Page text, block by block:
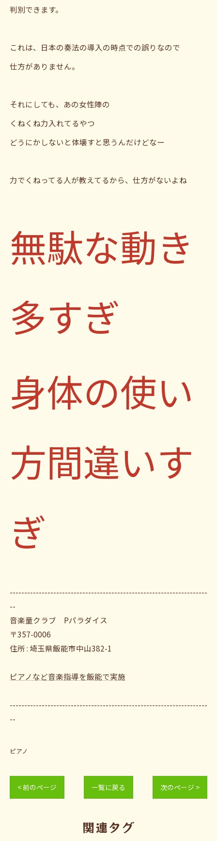
判別できます。
これは、日本の奏法の導入の時点での誤りなので
仕方がありません。
それにしても、あの女性陣の
くねくね力入れてるやつ
どうにかしないと体壊すと思うんだけどなー
力でくねってる人が教えてるから、仕方がないよね
無駄な動き
多すぎ
身体の使い
方間違いす
ぎ
--------------------------------------------------------------------
--
音楽童クラブ Pパラダイス
〒357-0006
住所 : 埼玉県飯能市中山382-1
ピアノなど音楽指導を飯能で実施
--------------------------------------------------------------------
--
ピアノ
< 前のページ 一覧に戻る 次のページ >
関連タグ